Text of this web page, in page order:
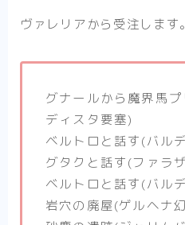
ヴァレリアから受注します。
グナールから魔界馬
ディスタ要塞)
ベルトロと話す(バル
グタクと話す(ファラ
ベルトロと話す(バル
岩穴の廃屋(ゲルヘナ